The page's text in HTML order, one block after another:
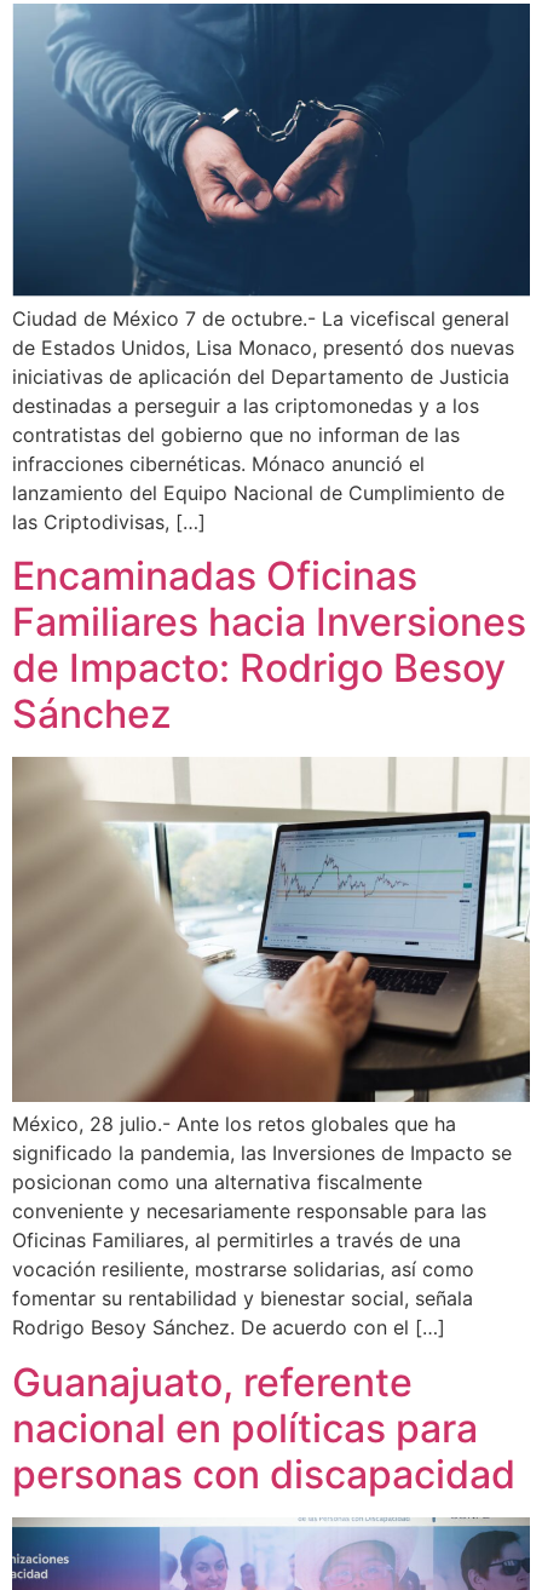
Ciudad de México 7 de octubre.- La vicefiscal general
de Estados Unidos, Lisa Monaco, presentó dos nuevas
iniciativas de aplicación del Departamento de Justicia
destinadas a perseguir a las criptomonedas y a los
contratistas del gobierno que no informan de las
infracciones cibernéticas. Mónaco anunció el
lanzamiento del Equipo Nacional de Cumplimiento de
las Criptodivisas, […]
Encaminadas Oficinas
Familiares hacia Inversiones
de Impacto: Rodrigo Besoy
Sánchez
México, 28 julio.- Ante los retos globales que ha
significado la pandemia, las Inversiones de Impacto se
posicionan como una alternativa fiscalmente
conveniente y necesariamente responsable para las
Oficinas Familiares, al permitirles a través de una
vocación resiliente, mostrarse solidarias, así como
fomentar su rentabilidad y bienestar social, señala
Rodrigo Besoy Sánchez. De acuerdo con el […]
Guanajuato, referente
nacional en políticas para
personas con discapacidad